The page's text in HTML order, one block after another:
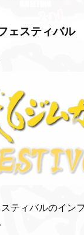
ェスティバ
ティバルのイン